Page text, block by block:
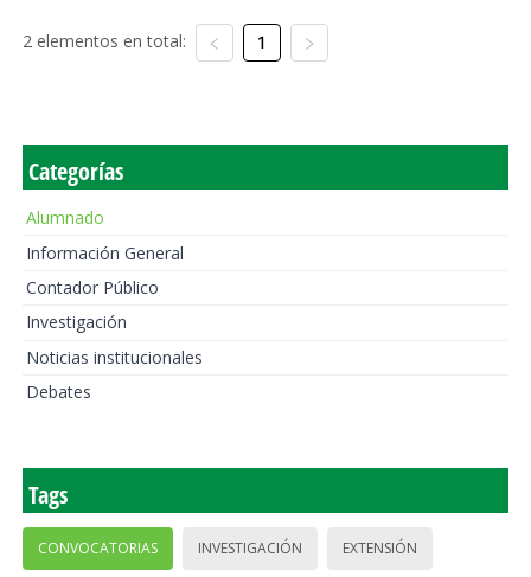
2 elementos en total: 1
Categorías
Alumnado
Información General
Contador Público
Investigación
Noticias institucionales
Debates
Tags
CONVOCATORIAS INVESTIGACIÓN EXTENSIÓN